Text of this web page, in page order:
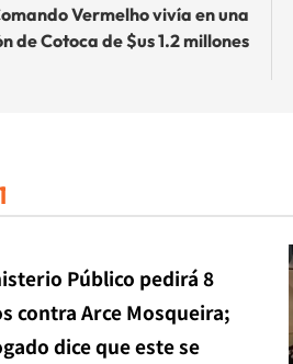
Vermelho vivía en una
de Cotoca de $us 1.2 millones
Público pedirá 8
contra Arce Mosqueira;
dice que este se